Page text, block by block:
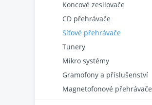
Koncové zesilovače
CD přehrávače
Síťové přehrávače
Tunery
Mikro systémy
Gramofony a příslušenství
Magnetofonové přehrávače